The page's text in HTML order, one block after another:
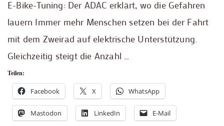
E-Bike-Tuning: Der ADAC erklärt, wo die Gefahren
lauern Immer mehr Menschen setzen bei der Fahrt
mit dem Zweirad auf elektrische Unterstützung.
Gleichzeitig steigt die Anzahl …
Teilen:
Facebook X WhatsApp
Mastodon LinkedIn E-Mail